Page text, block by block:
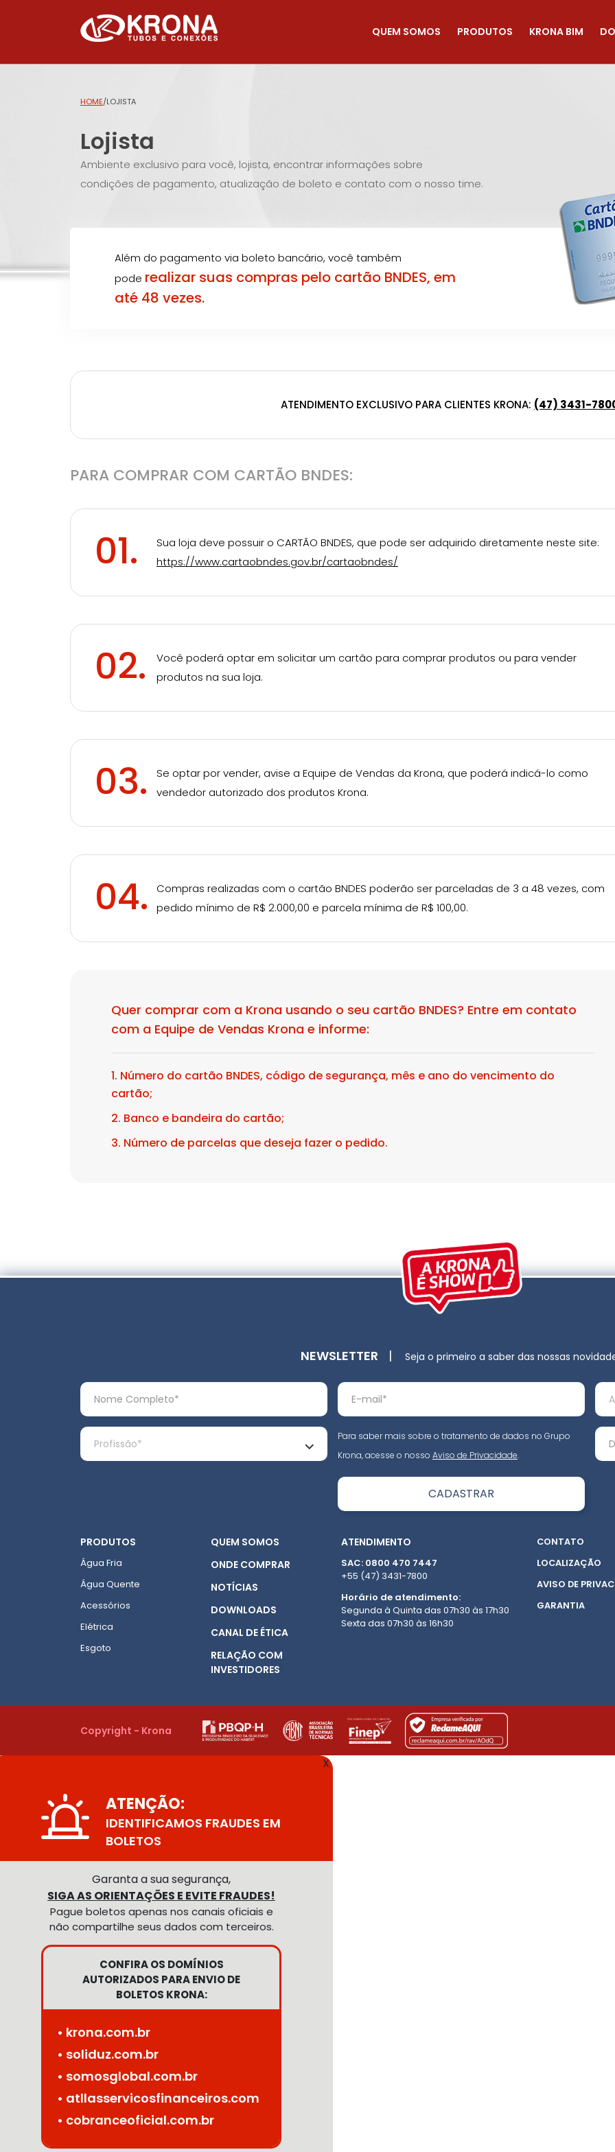
QUEM SOMOS PRODUTOS KRONA BIM
HOME/LOJISTA
Lojista
Ambiente exclusivo para você, lojista, encontrar informações sobre
condições de pagamento, atualização de boleto e contato com o nosso time.
Além do pagamento via boleto bancário, você também
pode realizar suas compras pelo cartão BNDES, em
até 48 vezes.
ATENDIMENTO EXCLUSIVO PARA CLIENTES KRONA: (47) 3431-
PARA COMPRAR COM CARTÃO BNDES:
01.
Sua loja deve possuir o CARTÃO BNDES, que pode ser adquirido diretamente neste site:
https://www.cartaobndes.gov.br/cartaobndes/
02.
Você poderá optar em solicitar um cartão para comprar produtos ou para vender
produtos na sua loja.
03.
Se optar por vender, avise a Equipe de Vendas da Krona, que poderá indicá-lo como
vendedor autorizado dos produtos Krona.
04.
Compras realizadas com o cartão BNDES poderão ser parceladas de 3 a 48 vezes, com
pedido mínimo de R$ 2.000,00 e parcela mínima de R$ 100,00.
Quer comprar com a Krona usando o seu cartão BNDES? Entre em contato
com a Equipe de Vendas Krona e informe:
1. Número do cartão BNDES, código de segurança, mês e ano do vencimento do
cartão;
2. Banco e bandeira do cartão;
3. Número de parcelas que deseja fazer o pedido.
NEWSLETTER | Seja o primeiro a saber das nossas
Para saber mais sobre o tratamento de dados no Grupo
Krona, acesse o nosso Aviso de Privacidade.
PRODUTOS
Água Fria
Água Quente
Acessórios
Elétrica
Esgoto
QUEM SOMOS
ONDE COMPRAR
NOTÍCIAS
DOWNLOADS
CANAL DE ÉTICA
RELAÇÃO COM
INVESTIDORES
ATENDIMENTO
SAC: 0800 470 7447
+55 (47) 3431-7800
Horário de atendimento:
Segunda à Quinta das 07h30 às 17h30
Sexta das 07h30 às 16h30
CONTATO
LOCALIZAÇÃO
AVISO DE
GARANTIA
Copyright - Krona
X
ATENÇÃO:
IDENTIFICAMOS FRAUDES EM
BOLETOS
Garanta a sua segurança,
SIGA AS ORIENTAÇÕES E EVITE FRAUDES!
Pague boletos apenas nos canais oficiais e
não compartilhe seus dados com terceiros.
CONFIRA OS DOMÍNIOS
AUTORIZADOS PARA ENVIO DE
BOLETOS KRONA:
• krona.com.br
• soliduz.com.br
• somosglobal.com.br
• atllasservicosfinanceiros.com
• cobranceoficial.com.br